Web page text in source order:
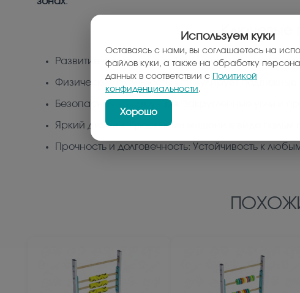
Ключевые
Развитие координации: Тренирует меткость,
Физическая активность: Стимулирует
Безопасная конструкция: Закругленные углы и
Яркий дизайн: Красочные мишени в виде пальм
Прочность и долговечность: Устойчивость к
Используем куки
Оставаясь с нами, вы соглашаетесь на
файлов куки, а также на обработку
данных в соответствии с
Политикой
конфиденциальности.
Хорошо